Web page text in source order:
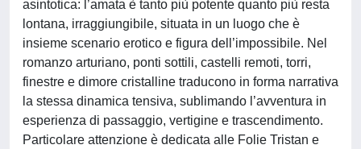
asintotica: l’amata è tanto più potente quanto più resta
lontana, irraggiungibile, situata in un luogo che è
insieme scenario erotico e figura dell’impossibile. Nel
romanzo arturiano, ponti sottili, castelli remoti, torri,
finestre e dimore cristalline traducono in forma narrativa
la stessa dinamica tensiva, sublimando l’avventura in
esperienza di passaggio, vertigine e trascendimento.
Particolare attenzione è dedicata alle Folie Tristan e